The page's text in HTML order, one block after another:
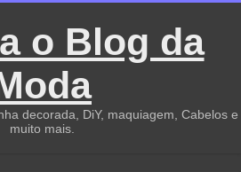
o Blog da
decorada, DiY, maquiagem, Cabelos e
muito mais.